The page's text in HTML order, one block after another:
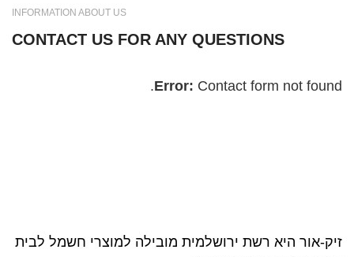
INFORMATION ABOUT US
CONTACT US FOR ANY QUESTIONS
Error: Contact form not found.
זיק-אור היא רשת ירושלמית מובילה למוצרי חשמל לבית